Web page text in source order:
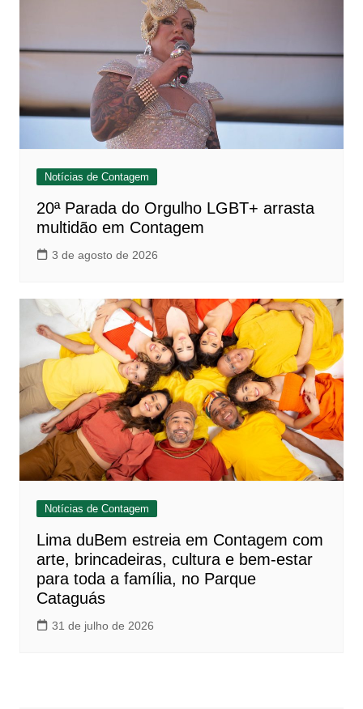
Notícias de Contagem
20ª Parada do Orgulho LGBT+ arrasta
multidão em Contagem
3 de agosto de 2026
Notícias de Contagem
Lima duBem estreia em Contagem com
arte, brincadeiras, cultura e bem-estar
para toda a família, no Parque
Cataguás
31 de julho de 2026